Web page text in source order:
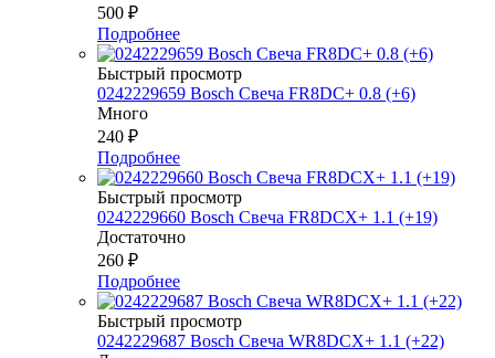
500 ₽
Подробнее
Быстрый просмотр
0242229659 Bosch Свеча FR8DC+ 0.8 (+6)
Много
240 ₽
Подробнее
Быстрый просмотр
0242229660 Bosch Свеча FR8DCX+ 1.1 (+19)
Достаточно
260 ₽
Подробнее
Быстрый просмотр
0242229687 Bosch Свеча WR8DCX+ 1.1 (+22)